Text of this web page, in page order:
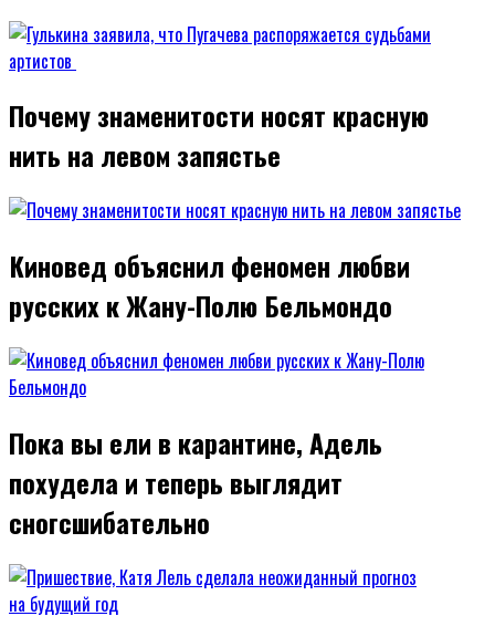
Почему знаменитости носят красную
нить на левом запястье
Киновед объяснил феномен любви
русских к Жану-Полю Бельмондо
Пока вы ели в карантине, Адель
похудела и теперь выглядит
сногсшибательно